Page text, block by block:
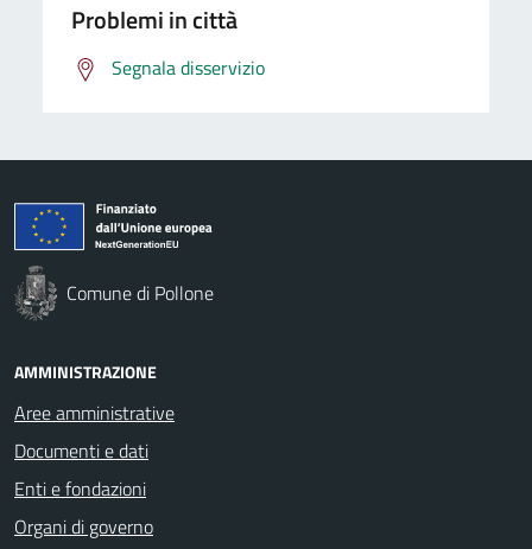
Problemi in città
Segnala disservizio
Comune di Pollone
AMMINISTRAZIONE
Aree amministrative
Documenti e dati
Enti e fondazioni
Organi di governo